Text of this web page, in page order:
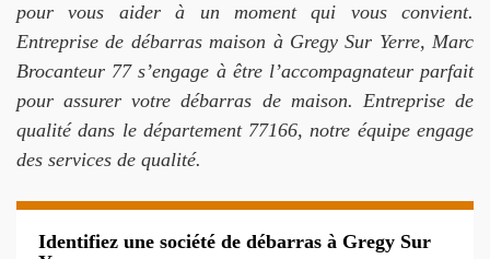
pour vous aider à un moment qui vous convient.
Entreprise de débarras maison à Gregy Sur Yerre, Marc
Brocanteur 77 s’engage à être l’accompagnateur parfait
pour assurer votre débarras de maison. Entreprise de
qualité dans le département 77166, notre équipe engage
des services de qualité.
Identifiez une société de débarras à Gregy Sur